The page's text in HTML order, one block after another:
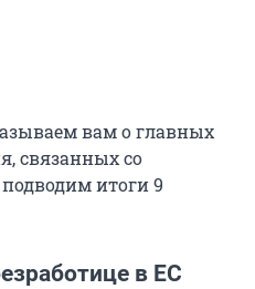
вам о главных
связанных со
итоги 9
в ЕС